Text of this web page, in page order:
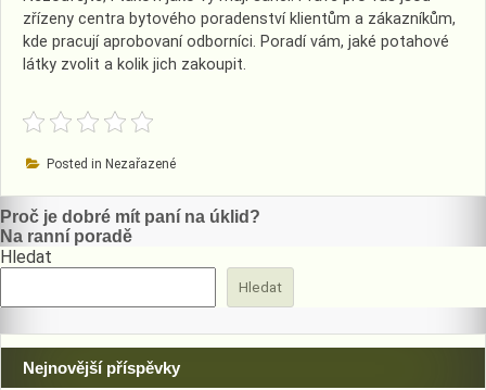
zřízeny centra bytového poradenství klientům a zákazníkům,
kde pracují aprobovaní odborníci. Poradí vám, jaké potahové
látky zvolit a kolik jich zakoupit.
Posted in Nezařazené
Navigace
pro
Proč je dobré mít paní na úklid?
Na ranní poradě
Hledat
Hledat
Nejnovější příspěvky